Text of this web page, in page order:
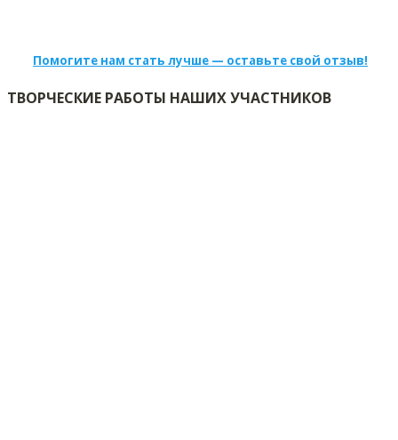
Помогите нам стать лучше — оставьте свой отзыв!
ТВОРЧЕСКИЕ РАБОТЫ НАШИХ УЧАСТНИКОВ